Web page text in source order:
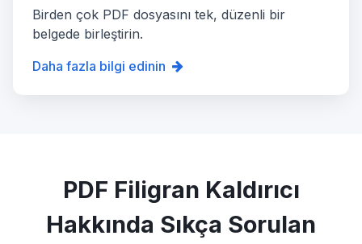
Birden çok PDF dosyasını tek, düzenli bir
belgede birleştirin.
Daha fazla bilgi edinin
PDF Filigran Kaldırıcı
Hakkında Sıkça Sorulan